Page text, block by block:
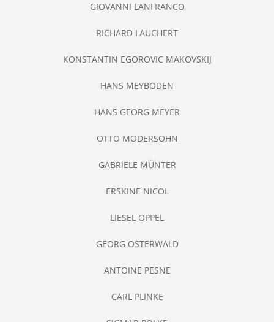
GIOVANNI LANFRANCO
RICHARD LAUCHERT
KONSTANTIN EGOROVIC MAKOVSKIJ
HANS MEYBODEN
HANS GEORG MEYER
OTTO MODERSOHN
GABRIELE MÜNTER
ERSKINE NICOL
LIESEL OPPEL
GEORG OSTERWALD
ANTOINE PESNE
CARL PLINKE